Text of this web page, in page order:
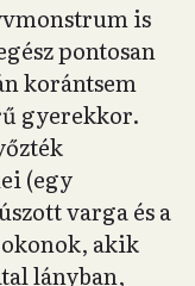
is
pontosan
korántsem
gyerekkor.
(egy
varga és a
akik
lányban,